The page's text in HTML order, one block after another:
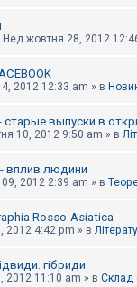
Нед жовтня 28, 2012
2012 12:33 am » в
старые выпуски в
10, 2012 9:50 am » в
вплив людини
2012 2:39 am » в
Rosso-Asiatica
2012 4:42 pm » в
гібриди
2012 11:10 am » в Склад